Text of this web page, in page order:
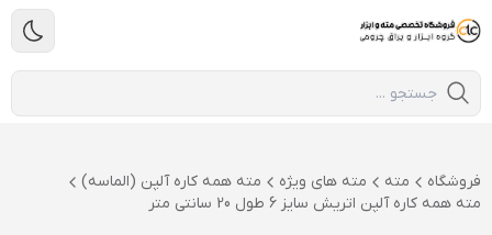
فروشگاه مته مته های ویژه
مته همه کاره آلپن (الماسه)
مته همه کاره آلپن اتریش سایز 6 طول 20 سانتی متر